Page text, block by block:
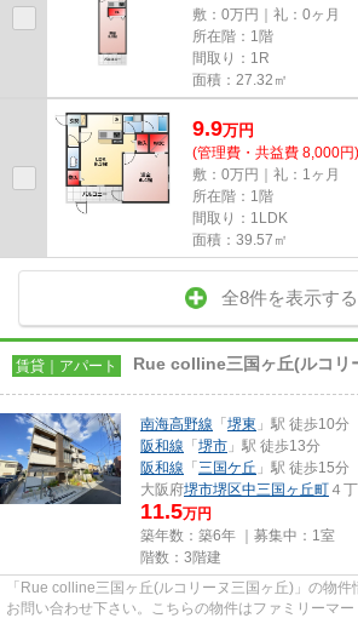
敷：0万円｜礼：0ヶ月
所在階：1階
間取り：1R
面積：27.32㎡
9.9万円
(管理費・共益費 8,000円)
敷：0万円｜礼：1ヶ月
所在階：1階
間取り：1LDK
面積：39.57㎡
全8件を表示する
賃貸｜アパート Rue colline三国ヶ丘(ルコリ
南海高野線 「 堺東 」駅 徒歩10分
阪和線 「 堺市 」駅 徒歩13分
阪和線 「 三国ケ丘 」駅 徒歩15分
大阪府堺市堺区中三国ヶ丘町 ４
11.5万円
築年数：築6年 ｜募集中： 1室
階数：3階建
「Rue colline三国ヶ丘(ルコリーヌ三国ヶ丘)」の物
お問い合わせ下さい。こちらの物件はファミリーマ